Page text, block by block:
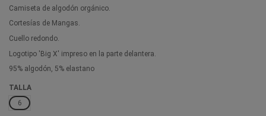
Camiseta de algodón orgánico.
Cortesías de Mangas.
Cuello redondo.
Logotipo 'Big X' impreso en la parte delantera.
95% algodón, 5% elastano
TALLA
6